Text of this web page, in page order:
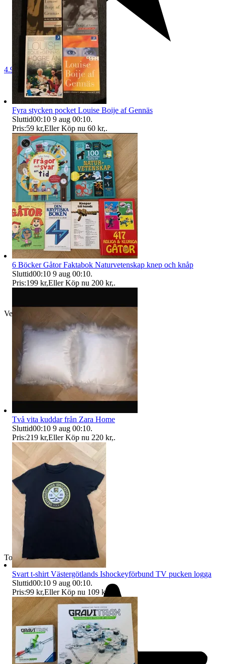
4.9
Verifierad
Toppsäljare
Fyra stycken pocket Louise Boije af Gennäs
Sluttid00:10 9 aug 00:10.
Pris:59 kr,Eller Köp nu 60 kr,.
6 Böcker Gåtor Faktabok Naturvetenskap knep och knåp
Sluttid00:10 9 aug 00:10.
Pris:199 kr,Eller Köp nu 200 kr,.
Två vita kuddar från Zara Home
Sluttid00:10 9 aug 00:10.
Pris:219 kr,Eller Köp nu 220 kr,.
Svart t-shirt Västergötlands Ishockeyförbund TV pucken logga
Sluttid00:10 9 aug 00:10.
Pris:99 kr,Eller Köp nu 109 kr